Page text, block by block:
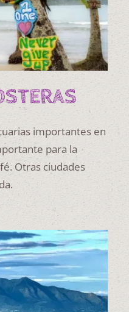
importantes en
para la
Otras ciudades